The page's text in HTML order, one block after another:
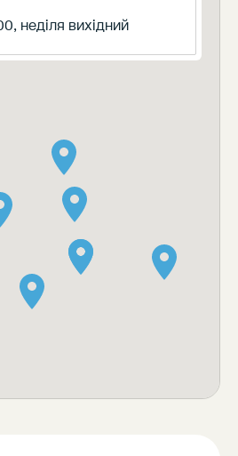
неділя вихідний